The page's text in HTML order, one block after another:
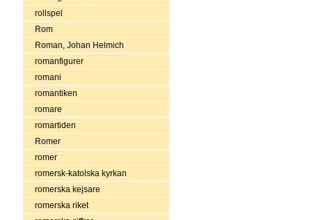
rollspel
Rom
Roman, Johan Helmich
romanfigurer
romani
romantiken
romare
romartiden
Romer
romer
romersk-katolska kyrkan
romerska kejsare
romerska riket